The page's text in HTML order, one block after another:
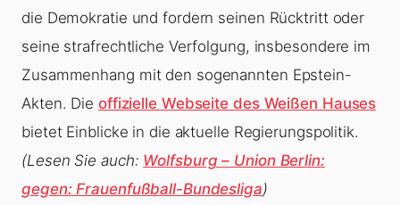
die Demokratie und fordern seinen Rücktritt oder
seine strafrechtliche Verfolgung, insbesondere im
Zusammenhang mit den sogenannten Epstein-
Akten. Die offizielle Webseite des Weißen Hauses
bietet Einblicke in die aktuelle Regierungspolitik.
(Lesen Sie auch: Wolfsburg – Union Berlin:
gegen: Frauenfußball-Bundesliga)